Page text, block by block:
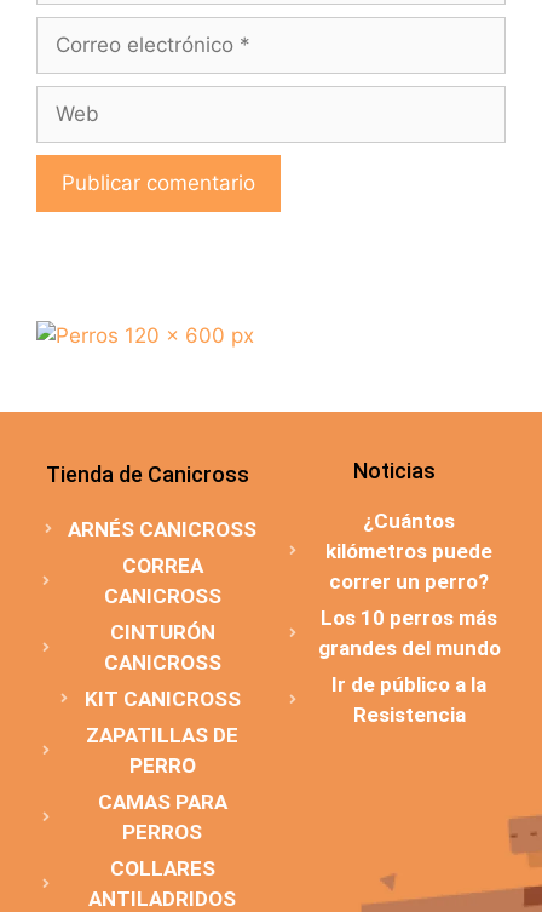
Tienda de Canicross
ARNÉS CANICROSS
CORREA
CANICROSS
CINTURÓN
CANICROSS
KIT CANICROSS
ZAPATILLAS DE
PERRO
CAMAS PARA
PERROS
COLLARES
ANTILADRIDOS
Noticias
¿Cuántos
kilómetros puede
correr un perro?
Los 10 perros más
grandes del mundo
Ir de público a la
Resistencia